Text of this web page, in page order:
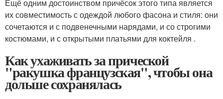
Ещё одним достоинством причёсок этого типа является
их совместимость с одеждой любого фасона и стиля: они
сочетаются и с подвенечными нарядами, и со строгими
костюмами, и с открытыми платьями для коктейля .
Как ухаживать за прической
"ракушка французская", чтобы она
дольше сохранялась